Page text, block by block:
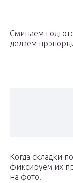
Сминаем
делаем
Когда складки
фиксируем их
на фото.